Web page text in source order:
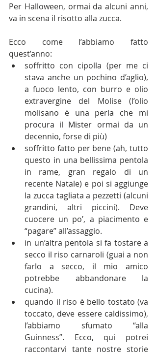
Per Halloween, ormai da alcuni anni,
va in scena il risotto alla zucca.
Ecco come l’abbiamo fatto
quest’anno:
soffritto con cipolla (per me ci
stava anche un pochino d’aglio),
a fuoco lento, con burro e olio
extravergine del Molise (l’olio
molisano è una perla che mi
procura il Mister ormai da un
decennio, forse di più)
soffritto fatto per bene (ah, tutto
questo in una bellissima pentola
in rame, gran regalo di un
recente Natale) e poi si aggiunge
la zucca tagliata a pezzetti (alcuni
grandini, altri piccini). Deve
cuocere un po’, a piacimento e
“pagare” all’assaggio.
in un’altra pentola si fa tostare a
secco il riso carnaroli (guai a non
farlo a secco, il mio amico
potrebbe abbandonare la
cucina).
quando il riso è bello tostato (va
toccato, deve essere caldissimo),
l’abbiamo sfumato “alla
Guinness”. Ecco, qui potrei
raccontarvi tante nostre storie